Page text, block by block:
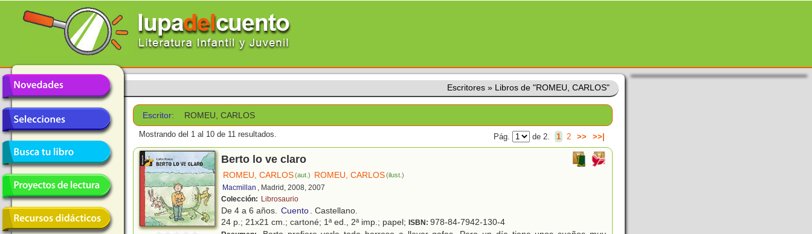
Escritores » Libros de "ROMEU, CARLOS"
Escritor: ROMEU, CARLOS
Mostrando del 1 al 10 de 11 resultados. Pág. de 2. 1 2 >> >>|
Berto lo ve claro
ROMEU, CARLOS(aut.) ROMEU, CARLOS(ilust.)
Macmillan , Madrid, 2008, 2007
Colección: Librosaurio
De 4 a 6 años. Cuento. Castellano.
24 p.; 21x21 cm.; cartoné; 1ª ed., 2ª imp.; papel; ISBN: 978-84-7942-130-4